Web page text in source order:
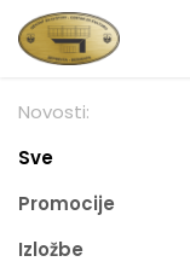
Skip to Content
Novosti:
Sve
Promocije
Izložbe